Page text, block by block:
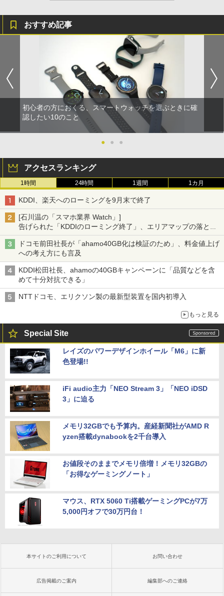
おすすめ記事
初心者の方におくる、スマートウォッチを選ぶときに確
認したい10のこと
● ● ●
アクセスランキング
1時間 24時間 1週間 1カ月
KDDI、楽天へのローミングを9月末で終了
[石川温の「スマホ業界 Watch」]
告げられた「KDDIのローミング終了」、エリアマップの落とし
穴と楽天モバイルの課題
ドコモ前田社長が「ahamo40GB化は検証のため」、料金値上げ
への考え方にも言及
KDDI松田社長、ahamoの40GBキャンペーンに「品質などを含
めて十分対抗できる」
NTTドコモ、エリクソン製の最新型装置を国内初導入
もっと見る
Special Site
レイズのパワーデザインホイール「M6」に新
色登場!!
iFi audio主力「NEO Stream 3」「NEO iDSD
3」に迫る
メモリ32GBでも予算内。産経新聞社がAMD R
yzen搭載dynabookを2千台導入
お値段そのままでメモリ倍増！メモリ32GBの
「お得なゲーミングノート」
マウス、RTX 5060 Ti搭載ゲーミングPCが7万
5,000円オフで30万円台！
本サイトのご利用について お問い合わせ
広告掲載のご案内 編集部へのご連絡